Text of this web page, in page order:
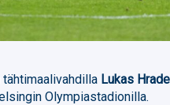
tähtimaalivahdilla Lukas
Olympiastadionilla.